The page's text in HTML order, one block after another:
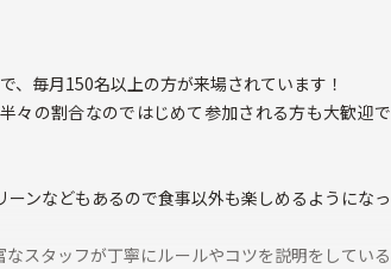
、毎月150名以上の方が来場されています！
々の割合なのではじめて参加される方も大歓迎で
ンなどもあるので食事以外も楽しめるようになっ
スタッフが丁寧にルールやコツを説明をしている